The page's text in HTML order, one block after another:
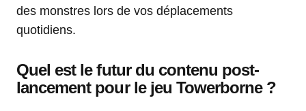
des monstres lors de vos déplacements
quotidiens.
Quel est le futur du contenu post-
lancement pour le jeu Towerborne ?